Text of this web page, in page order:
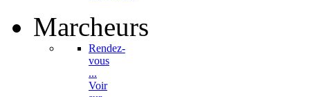
Marcheurs
Rendez-
vous
...
Voir